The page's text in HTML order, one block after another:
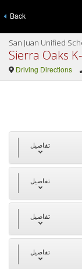
Back
San Juan Unified
Sierra Oaks
Driving Directions
تفاصيل
تفاصيل
تفاصيل
تفاصيل